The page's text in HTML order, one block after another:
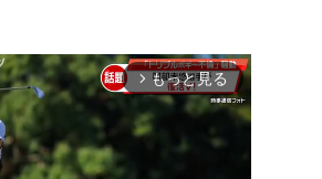
arrow_forward_ios もっと見る